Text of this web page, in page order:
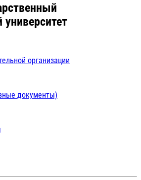
университет
организации
документы)